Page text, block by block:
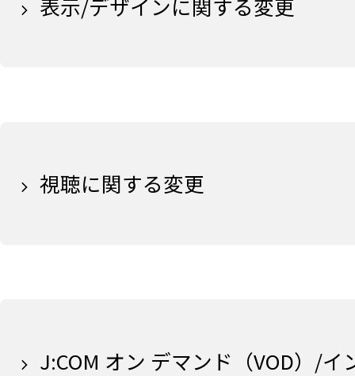
視聴に関する変更
J:COM オン デマンド（VOD）/